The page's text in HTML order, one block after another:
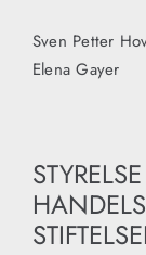
Sven Petter
Elena Gayer